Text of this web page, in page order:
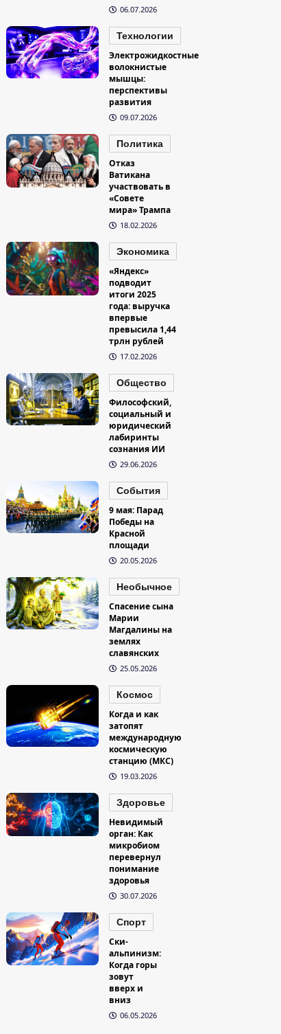
06.07.2026
Технологии
Электрожидкостные
волокнистые
мышцы:
перспективы
развития
09.07.2026
Политика
Отказ
Ватикана
участвовать в
«Совете
мира» Трампа
18.02.2026
Экономика
«Яндекс»
подводит
итоги 2025
года: выручка
впервые
превысила 1,44
трлн рублей
17.02.2026
Общество
Философский,
социальный и
юридический
лабиринты
сознания ИИ
29.06.2026
События
9 мая: Парад
Победы на
Красной
площади
20.05.2026
Необычное
Спасение сына
Марии
Магдалины на
землях
славянских
25.05.2026
Космос
Когда и как
затопят
международную
космическую
станцию (МКС)
19.03.2026
Здоровье
Невидимый
орган: Как
микробиом
перевернул
понимание
здоровья
30.07.2026
Спорт
Ски-
альпинизм:
Когда горы
зовут
вверх и
вниз
06.05.2026